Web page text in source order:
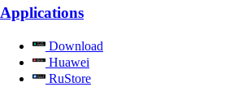
Applications
Download
Huawei
RuStore